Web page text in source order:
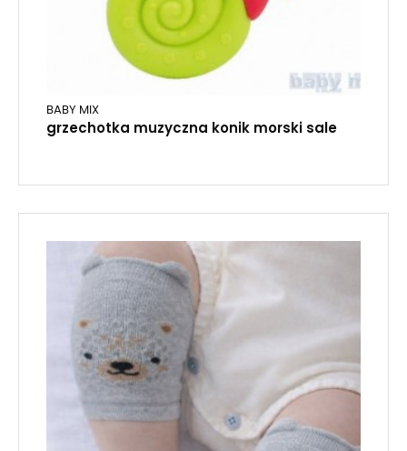
BABY MIX
grzechotka muzyczna konik morski sale